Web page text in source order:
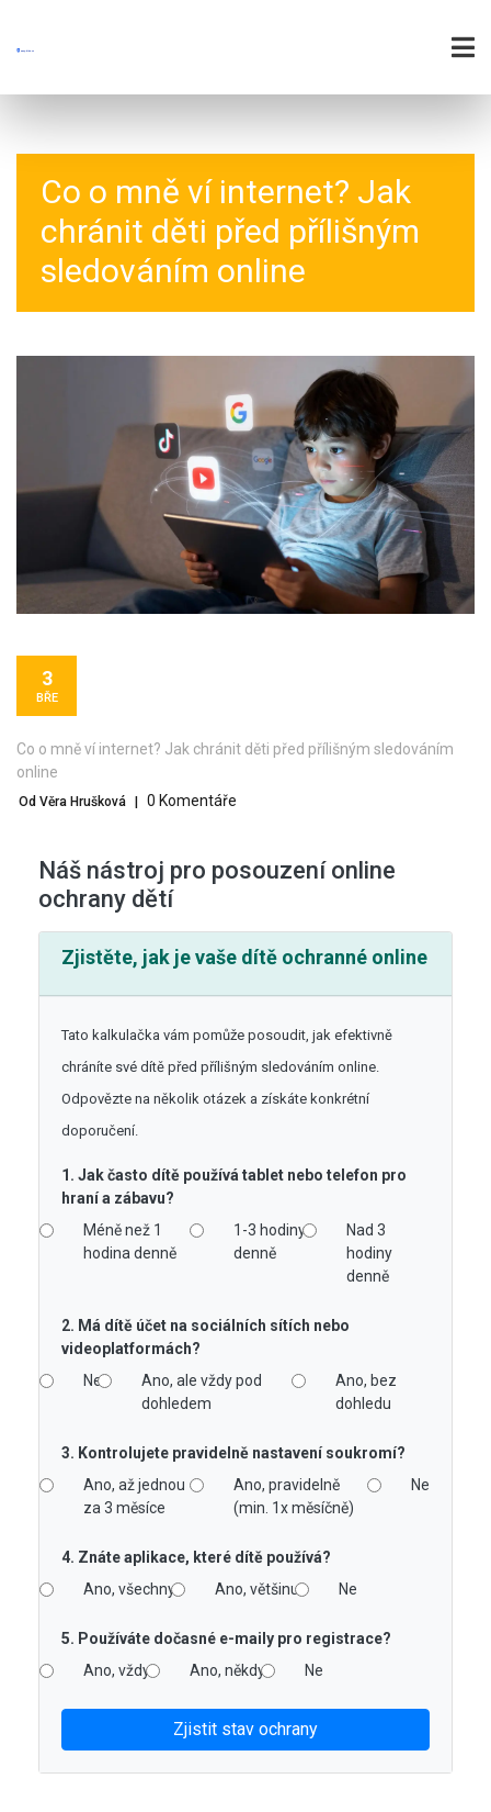
Co o mně ví internet? Jak
chránit děti před přílišným
sledováním online
3
BŘE
Co o mně ví internet? Jak chránit děti před přílišným sledováním
online
Od Věra Hrušková 0 Komentáře
Náš nástroj pro posouzení online
ochrany dětí
Zjistěte, jak je vaše dítě ochranné online
Tato kalkulačka vám pomůže posoudit, jak efektivně
chráníte své dítě před přílišným sledováním online.
Odpovězte na několik otázek a získáte konkrétní
doporučení.
1. Jak často dítě používá tablet nebo telefon pro
hraní a zábavu?
Méně než 1
hodina denně
1-3 hodiny
denně
Nad 3
hodiny
denně
2. Má dítě účet na sociálních sítích nebo
videoplatformách?
Ne
Ano, ale vždy pod
dohledem
Ano, bez
dohledu
3. Kontrolujete pravidelně nastavení soukromí?
Ano, až jednou
za 3 měsíce
Ano, pravidelně
(min. 1x měsíčně)
Ne
4. Znáte aplikace, které dítě používá?
Ano, všechny
Ano, většinu Ne
5. Používáte dočasné e-maily pro registrace?
Ano, vždy
Ano, někdy Ne
Zjistit stav ochrany